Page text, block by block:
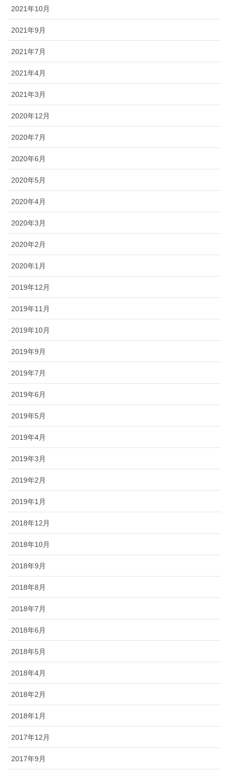
2021年10月
2021年9月
2021年7月
2021年4月
2021年3月
2020年12月
2020年7月
2020年6月
2020年5月
2020年4月
2020年3月
2020年2月
2020年1月
2019年12月
2019年11月
2019年10月
2019年9月
2019年7月
2019年6月
2019年5月
2019年4月
2019年3月
2019年2月
2019年1月
2018年12月
2018年10月
2018年9月
2018年8月
2018年7月
2018年6月
2018年5月
2018年4月
2018年2月
2018年1月
2017年12月
2017年9月